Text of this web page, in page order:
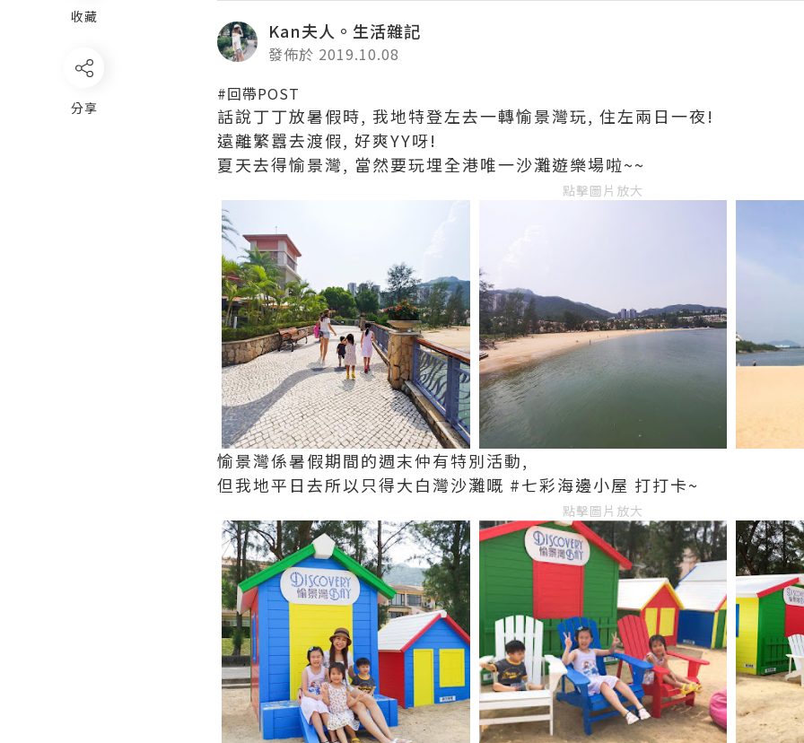
收藏
分享
Kan夫人。生活雜記
發佈於 2019.10.08
#回帶POST
話說丁丁放暑假時, 我地特登左去一轉愉景灣玩, 住左兩日一夜!
遠離繁囂去渡假, 好爽YY呀!
夏天去得愉景灣, 當然要玩埋全港唯一沙灘遊樂場啦~~
點擊圖片放大
愉景灣係暑假期間的週末仲有特別活動,
但我地平日去所以只得大白灣沙灘嘅 #七彩海邊小屋 打打卡~
點擊圖片放大